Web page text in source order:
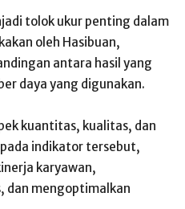
tolok ukur penting dalam
oleh Hasibuan,
antara hasil yang
daya yang digunakan.
kuantitas, kualitas, dan
indikator tersebut,
karyawan,
dan mengoptimalkan